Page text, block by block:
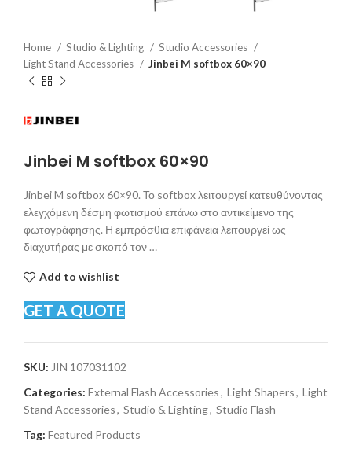
Home Studio & Lighting
Studio Accessories
Light Stand Accessories
Jinbei M softbox 60×90
Jinbei M softbox 60×90
Jinbei M softbox 60×90. Το softbox λειτουργεί κατευθύνοντας
ελεγχόμενη δέσμη φωτισμού επάνω στο αντικείμενο της
φωτογράφησης. Η εμπρόσθια επιφάνεια λειτουργεί ως
διαχυτήρας με σκοπό τον …
Add to wishlist
GET A QUOTE
SKU: JIN 107031102
Categories: External Flash Accessories, Light Shapers, Light
Stand Accessories, Studio & Lighting, Studio Flash
Tag: Featured Products